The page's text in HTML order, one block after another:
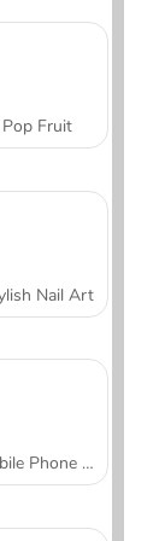
Pop Fruit
Nail Art
Mobile Phone Case Design & DIY